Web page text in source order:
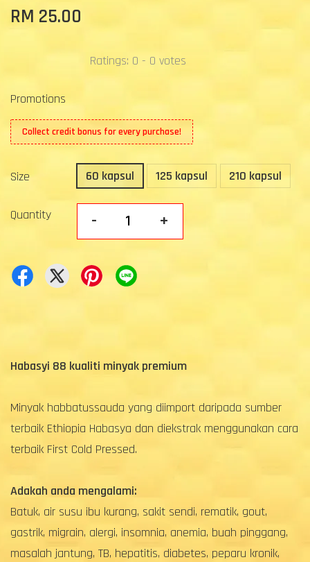
RM 25.00
Ratings: 0 - 0 votes
Promotions
Collect credit bonus for every purchase!
Size 60 kapsul 125 kapsul 210 kapsul
Quantity - +
Habasyi 88 kualiti minyak premium
Minyak habbatussauda yang diimport daripada sumber
terbaik Ethiopia Habasya dan diekstrak menggunakan cara
terbaik First Cold Pressed.
Adakah anda mengalami:
Batuk, air susu ibu kurang, sakit sendi, rematik, gout,
gastrik, migrain, alergi, insomnia, anemia, buah pinggang,
masalah jantung, TB, hepatitis, diabetes, peparu kronik,